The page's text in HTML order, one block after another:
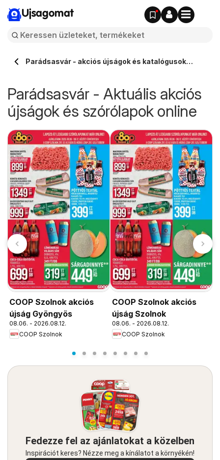
Ujsagomat
Parádsasvár - akciós újságok és katalógusok
Parádsasvár - Aktuális akciós
újságok és szórólapok online
COOP Szolnok akciós
újság Gyöngyös
08.06. - 2026.08.12.
COOP Szolnok
COOP Szolnok akciós
újság Szolnok
08.06. - 2026.08.12.
COOP Szolnok
Fedezze fel az ajánlatokat a közelben
Inspirációt keres? Nézze meg a kínálatot a környékén!